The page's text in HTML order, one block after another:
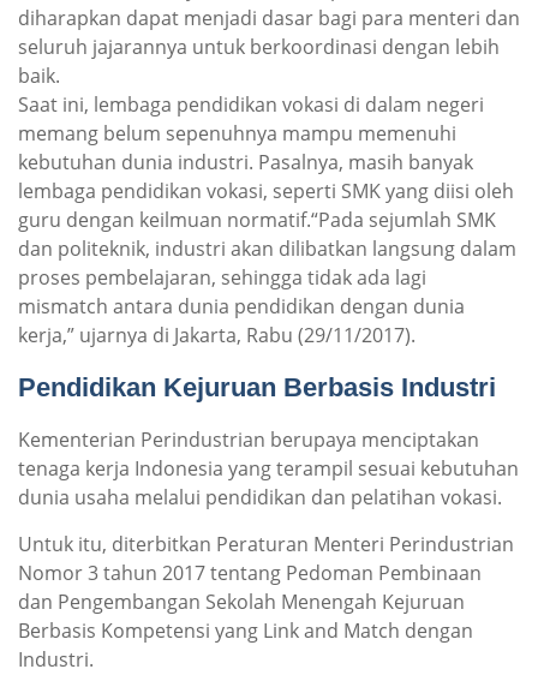
diharapkan dapat menjadi dasar bagi para menteri dan
seluruh jajarannya untuk berkoordinasi dengan lebih
baik.
Saat ini, lembaga pendidikan vokasi di dalam negeri
memang belum sepenuhnya mampu memenuhi
kebutuhan dunia industri. Pasalnya, masih banyak
lembaga pendidikan vokasi, seperti SMK yang diisi oleh
guru dengan keilmuan normatif.“Pada sejumlah SMK
dan politeknik, industri akan dilibatkan langsung dalam
proses pembelajaran, sehingga tidak ada lagi
mismatch antara dunia pendidikan dengan dunia
kerja,” ujarnya di Jakarta, Rabu (29/11/2017).
Pendidikan Kejuruan Berbasis Industri
Kementerian Perindustrian berupaya menciptakan
tenaga kerja Indonesia yang terampil sesuai kebutuhan
dunia usaha melalui pendidikan dan pelatihan vokasi.
Untuk itu, diterbitkan Peraturan Menteri Perindustrian
Nomor 3 tahun 2017 tentang Pedoman Pembinaan
dan Pengembangan Sekolah Menengah Kejuruan
Berbasis Kompetensi yang Link and Match dengan
Industri.